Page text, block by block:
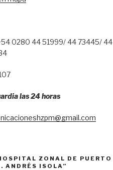
0280 44 51999/ 44 73445/ 44
las 24 horas
ZONAL DE PUERTO
ANDRÉS ISOLA”